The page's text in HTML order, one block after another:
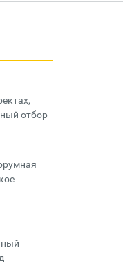
отбор